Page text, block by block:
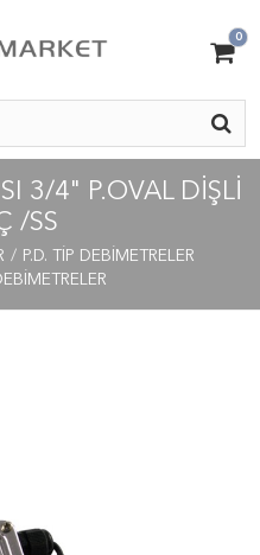
0
3/4" P.OVAL DIŞLI
/SS
P.D. TİP DEBİMETRELER